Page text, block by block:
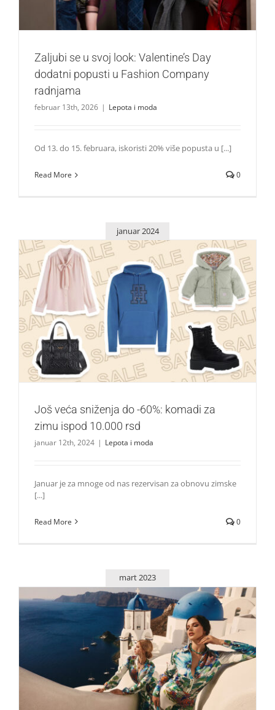
Zaljubi se u svoj look: Valentine’s Day
dodatni popusti u Fashion Company
radnjama
februar 13th, 2026 | Lepota i moda
Od 13. do 15. februara, iskoristi 20% više popusta u [...]
Read More 0
januar 2024
Još veća sniženja do -60%: komadi za zimu ispod 10.000
Lepota i moda
Još veća sniženja do -60%: komadi za
zimu ispod 10.000 rsd
januar 12th, 2024 | Lepota i moda
Januar je za mnoge od nas rezervisan za obnovu zimske
[...]
Read More 0
mart 2023
Praktična i ženstvena: GUESS kolekcija donosi upečatljive
prolećne outfite
Lepota i moda